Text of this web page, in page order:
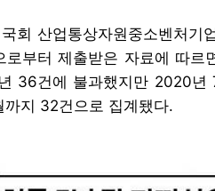
회 산업통상자원중소벤처기
로부터 제출받은 자료에 따
36건에 불과했지만 2020
까지 32건으로 집계됐다.